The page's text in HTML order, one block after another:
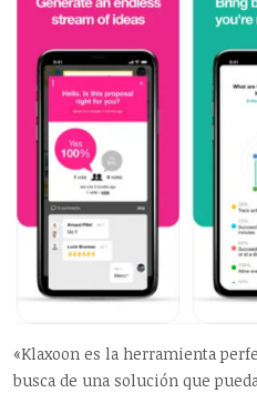
«Klaxoon es la herramienta
busca de una solución que